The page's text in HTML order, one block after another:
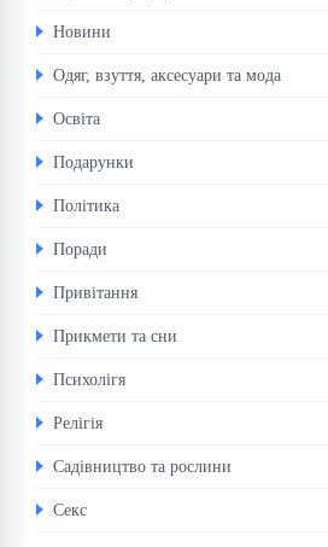
Новини
Одяг, взуття, аксесуари та мода
Освіта
Подарунки
Політика
Поради
Привітання
Прикмети та сни
Психолігя
Релігія
Садівництво та рослини
Секс